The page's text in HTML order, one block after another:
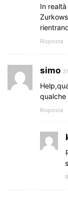
In
Risposta
simo
qualche
Risposta